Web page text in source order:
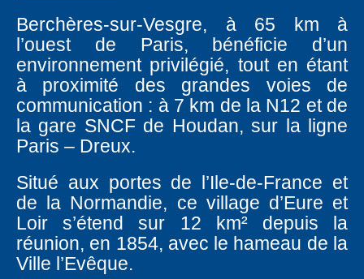
Berchères-sur-Vesgre, à 65 km à
l’ouest de Paris, bénéficie d’un
environnement privilégié, tout en étant
à proximité des grandes voies de
communication : à 7 km de la N12 et de
la gare SNCF de Houdan, sur la ligne
Paris – Dreux.
Situé aux portes de l’Ile-de-France et
de la Normandie, ce village d’Eure et
Loir s’étend sur 12 km² depuis la
réunion, en 1854, avec le hameau de la
Ville l’Evêque.